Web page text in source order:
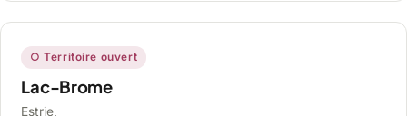
○ Territoire ouvert
Lac-Brome
Estrie,